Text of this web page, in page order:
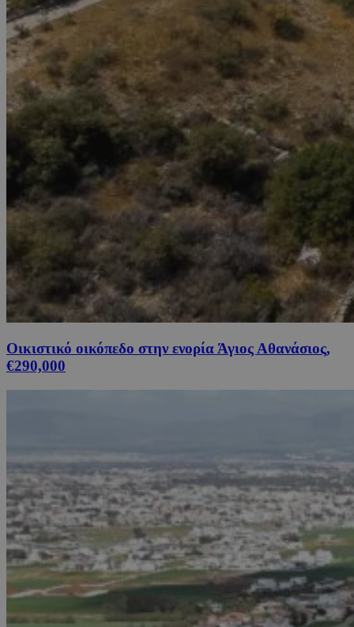
Οικιστικό οικόπεδο στην ενορία Άγιος Αθανάσιος,
€290,000